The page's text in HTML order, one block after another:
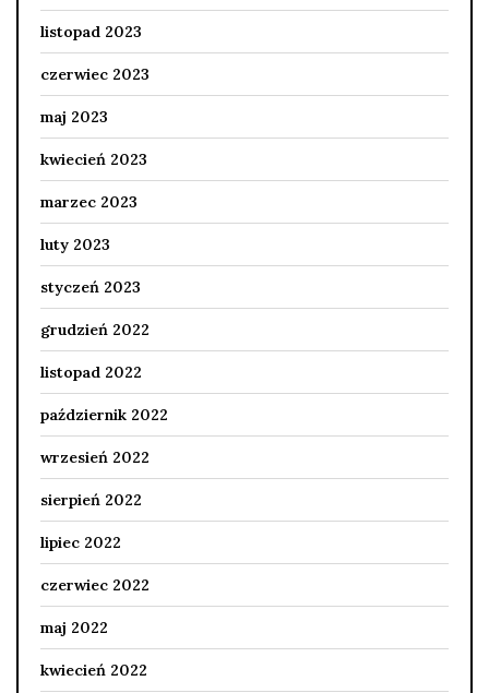
listopad 2023
czerwiec 2023
maj 2023
kwiecień 2023
marzec 2023
luty 2023
styczeń 2023
grudzień 2022
listopad 2022
październik 2022
wrzesień 2022
sierpień 2022
lipiec 2022
czerwiec 2022
maj 2022
kwiecień 2022